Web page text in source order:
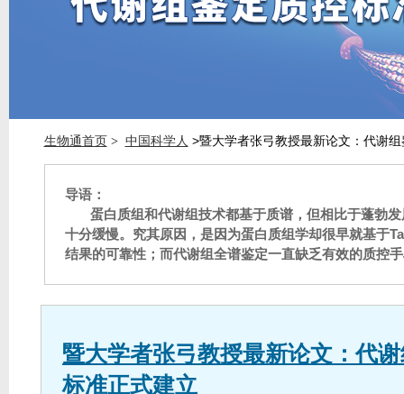
生物通首页 > 中国科学人 >暨大学者张弓教授最新论文：代谢
导语：
蛋白质组和代谢组技术都基于质谱，但相比于蓬勃
十分缓慢。究其原因，是因为蛋白质组学却很早就基于
结果的可靠性；而代谢组全谱鉴定一直缺乏有效的质控
暨大学者张弓教授最新论文：代
标准正式建立